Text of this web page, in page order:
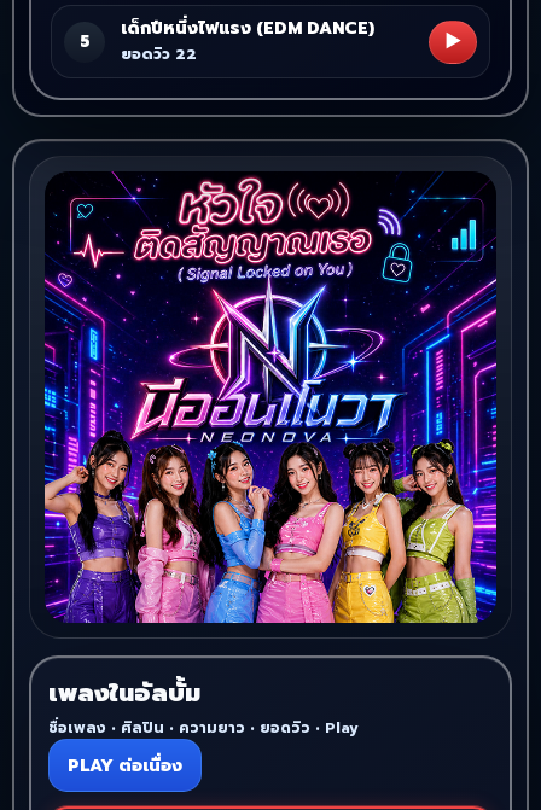
เพลงในอัลบั้ม
ชื่อเพลง • ศิลปิน • ความยาว • ยอดวิว • Play
PLAY ต่อเนื่อง
5 เด็กปีหนึ่งไฟแรง (EDM DANCE)
ยอดวิว 22 ▶